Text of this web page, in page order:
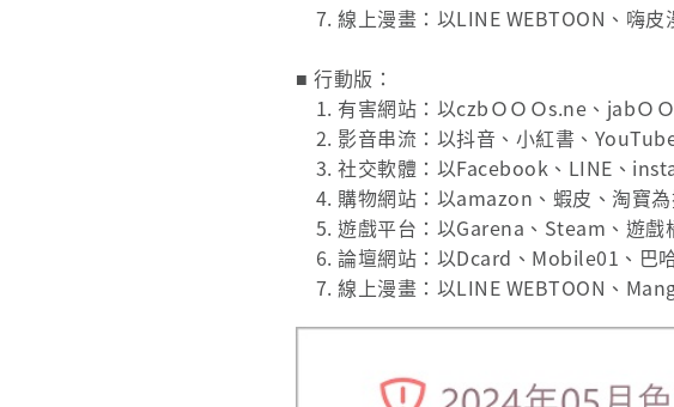
7. 線上漫畫：以LINE WEBTOON、嗨皮
■ 行動版：
1. 有害網站：以czbＯＯＯs.ne、jabＯ
2. 影音串流：以抖音、小紅書、
3. 社交軟體：以Facebook、LINE、
4. 購物網站：以amazon、蝦皮、淘寶為
5. 遊戲平台：以Garena、Steam、遊戲
6. 論壇網站：以Dcard、Mobile01、巴
7. 線上漫畫：以LINE WEBTOON、